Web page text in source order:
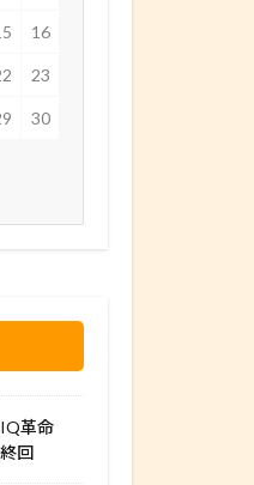
16
23
30
革命
回